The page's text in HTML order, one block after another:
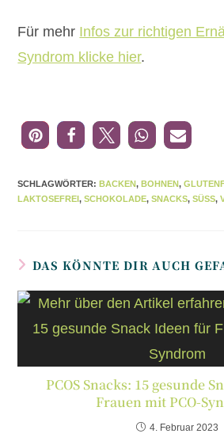
Für mehr Infos zur richtigen
Syndrom klicke hier.
SCHLAGWÖRTER:BACKEN, BOHNEN,
LAKTOSEFREI, SCHOKOLADE, SNACKS, SÜSS ,
DAS KÖNNTE DIR AUCH
PCOS Snacks: 15 gesunde
Frauen mit PCO-
4. Februar 2023